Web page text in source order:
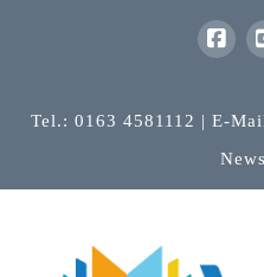
Tel.: 0163 4581112 | E-